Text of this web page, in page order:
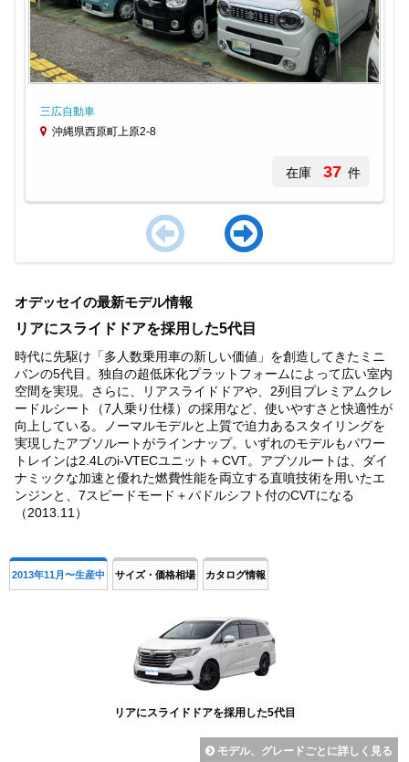
三広自動車
沖縄県西原町上原2-8
在庫 37 件
of
オデッセイの最新モデル情報
リアにスライドドアを採用した5代目
時代に先駆け「多人数乗用車の新しい価値」を創造してきたミニ
バンの5代目。独自の超低床化プラットフォームによって広い室内
空間を実現。さらに、リアスライドドアや、2列目プレミアムクレ
ードルシート（7人乗り仕様）の採用など、使いやすさと快適性が
向上している。ノーマルモデルと上質で迫力あるスタイリングを
実現したアブソルートがラインナップ。いずれのモデルもパワー
トレインは2.4Lのi-VTECユニット＋CVT。アブソルートは、ダイ
ナミックな加速と優れた燃費性能を両立する直噴技術を用いたエ
ンジンと、7スピードモード＋パドルシフト付のCVTになる
（2013.11）
2013年11月〜生産中 サイズ・価格相場 カタログ情報
リアにスライドドアを採用した5代目
モデル、グレードごとに詳しく見る